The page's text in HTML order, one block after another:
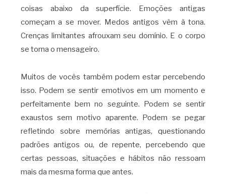
coisas abaixo da superfície. Emoções antigas
começam a se mover. Medos antigos vêm à tona.
Crenças limitantes afrouxam seu domínio. E o corpo
se torna o mensageiro.
Muitos de vocês também podem estar percebendo
isso. Podem se sentir emotivos em um momento e
perfeitamente bem no seguinte. Podem se sentir
exaustos sem motivo aparente. Podem se pegar
refletindo sobre memórias antigas, questionando
padrões antigos ou, de repente, percebendo que
certas pessoas, situações e hábitos não ressoam
mais da mesma forma que antes.